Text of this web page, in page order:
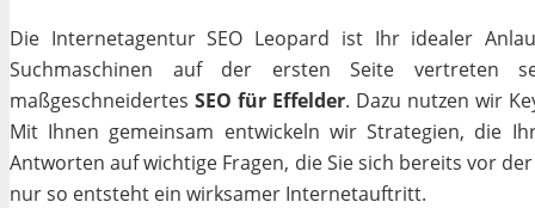
Die Internetagentur SEO Leopard ist Ihr idealer
Suchmaschinen auf der ersten Seite vertreten
maßgeschneidertes SEO für Effelder. Dazu nutzen wir
Mit Ihnen gemeinsam entwickeln wir Strategien, die
Antworten auf wichtige Fragen, die Sie sich bereits vor
nur so entsteht ein wirksamer Internetauftritt.